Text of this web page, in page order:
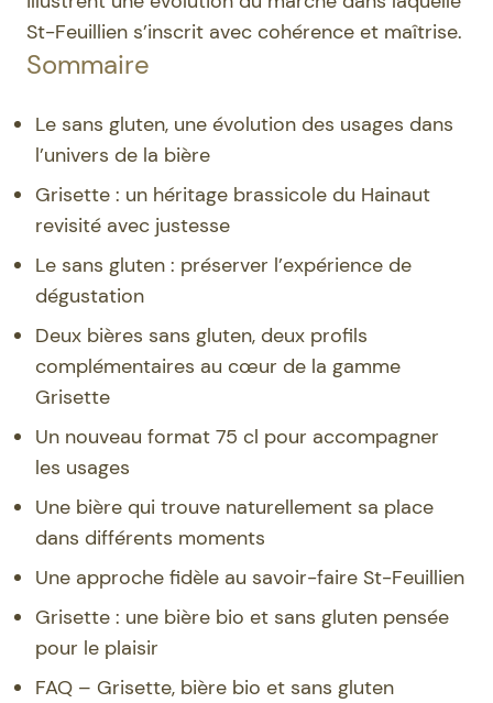
St-Feuillien s’inscrit avec cohérence et maîtrise.
Sommaire
Le sans gluten, une évolution des usages dans
l’univers de la bière
Grisette : un héritage brassicole du Hainaut
revisité avec justesse
Le sans gluten : préserver l’expérience de
dégustation
Deux bières sans gluten, deux profils
complémentaires au cœur de la gamme
Grisette
Un nouveau format 75 cl pour accompagner
les usages
Une bière qui trouve naturellement sa place
dans différents moments
Une approche fidèle au savoir-faire St-Feuillien
Grisette : une bière bio et sans gluten pensée
pour le plaisir
FAQ – Grisette, bière bio et sans gluten